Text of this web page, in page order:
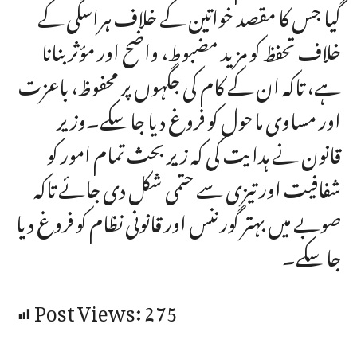
گیا جس کا مقصد خواتین کے خلاف ہراسگی کے
خلاف تحفظ کو مزید مضبوط، واضح اور مؤثر بنانا
ہے، تاکہ ان کے کام کی جگہوں پر محفوظ، باعزت
اور مساوی ماحول کو فروغ دیا جا سکے۔وزیر
قانون نے ہدایت کی کہ زیر بحث تمام امور کو
شفافیت اور تیزی سے حتمی شکل دی جائے تاکہ
صوبے میں بہتر گورننس اور قانونی نظام کو فروغ دیا
جا سکے۔
Post Views:275